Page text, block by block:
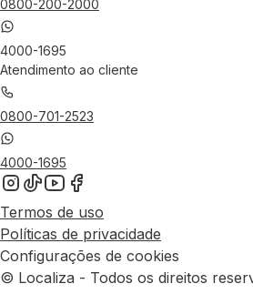
0800-200-2000
4000-1695
Atendimento ao cliente
0800-701-2523
4000-1695
Termos de uso
Políticas de privacidade
Configurações de cookies
© Localiza - Todos os direitos